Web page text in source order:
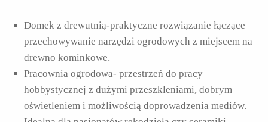
Domek z drewutnią-praktyczne rozwiązanie łączące
przechowywanie narzędzi ogrodowych z miejscem na
drewno kominkowe.
Pracownia ogrodowa- przestrzeń do pracy
hobbystycznej z dużymi przeszkleniami, dobrym
oświetleniem i możliwością doprowadzenia mediów.